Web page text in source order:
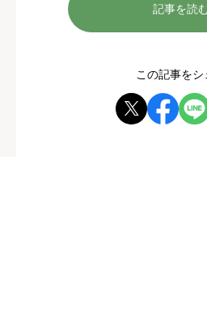
記事を読
この記事をシ